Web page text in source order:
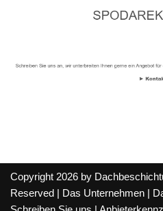
Copyright 2026 by
Reserved |
Das Unternehmen